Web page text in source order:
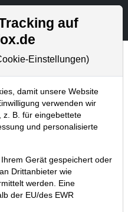
Aktien- und Artikelsuche
jetzt noch
auf
Einstellungen)
damit unsere Website
verwenden wir
z. B. für eingebettete
und personalisierte
Gerät gespeichert oder
Drittanbieter wie
werden. Eine
der EU/des EWR